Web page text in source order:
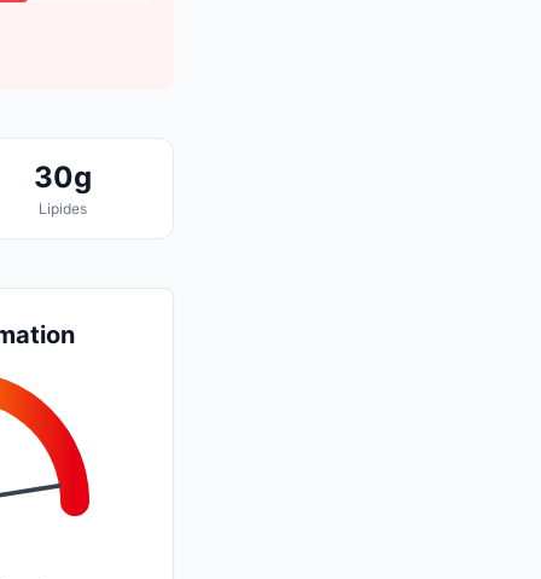
30g
Lipides